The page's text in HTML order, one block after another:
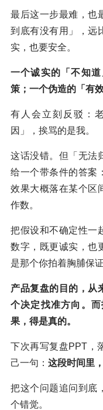
最后这一步最难，也
到底有没有用」，远
实，也要安全。
一个诚实的「不知
策；一个伪造的「有效
有人会立刻反驳：
因」，挨骂的是我。
这话没错。但「无法
给一个带条件的答案
效果大概落在某个区
作数。
把假设和不确定性一
数字，既更诚实，也
是那个你拍着胸脯保
产品复盘的目的，从
个决定找准方向。
果，得是真的。
下次再写复盘PPT，
己一句： 这段时间里
把这个问题追问到底
个错觉。